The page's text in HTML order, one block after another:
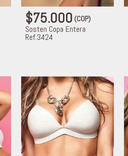
$75.000(COP)
Sosten Copa Entera
Ref.3424